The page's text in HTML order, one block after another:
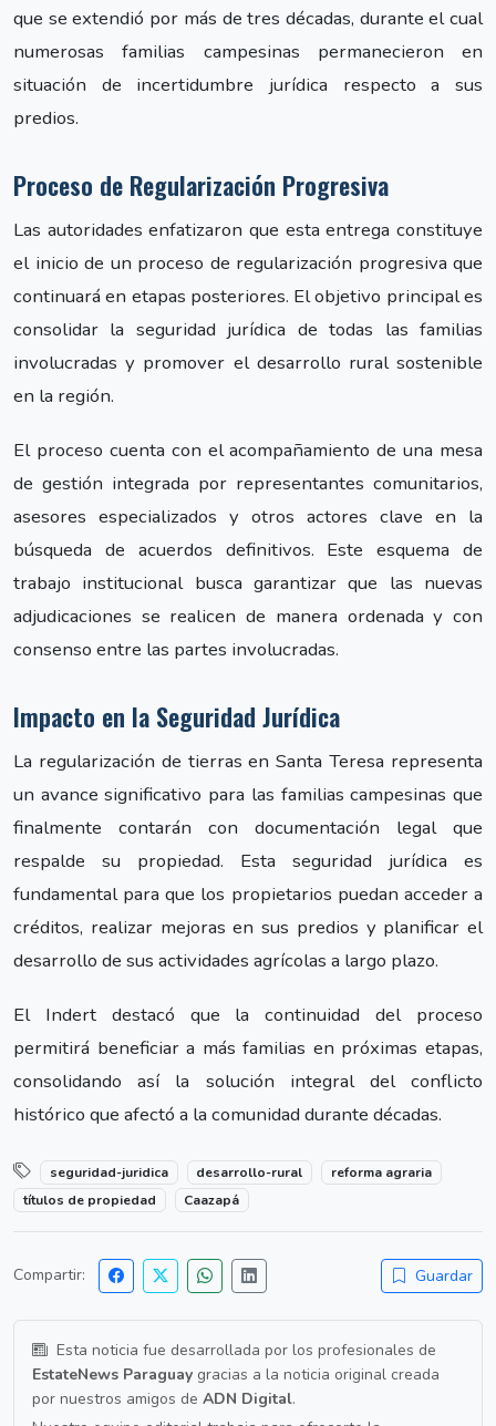
que se extendió por más de tres décadas, durante el cual
numerosas familias campesinas permanecieron en
situación de incertidumbre jurídica respecto a sus
predios.
Proceso de Regularización Progresiva
Las autoridades enfatizaron que esta entrega constituye
el inicio de un proceso de regularización progresiva que
continuará en etapas posteriores. El objetivo principal es
consolidar la seguridad jurídica de todas las familias
involucradas y promover el desarrollo rural sostenible
en la región.
El proceso cuenta con el acompañamiento de una mesa
de gestión integrada por representantes comunitarios,
asesores especializados y otros actores clave en la
búsqueda de acuerdos definitivos. Este esquema de
trabajo institucional busca garantizar que las nuevas
adjudicaciones se realicen de manera ordenada y con
consenso entre las partes involucradas.
Impacto en la Seguridad Jurídica
La regularización de tierras en Santa Teresa representa
un avance significativo para las familias campesinas que
finalmente contarán con documentación legal que
respalde su propiedad. Esta seguridad jurídica es
fundamental para que los propietarios puedan acceder a
créditos, realizar mejoras en sus predios y planificar el
desarrollo de sus actividades agrícolas a largo plazo.
El Indert destacó que la continuidad del proceso
permitirá beneficiar a más familias en próximas etapas,
consolidando así la solución integral del conflicto
histórico que afectó a la comunidad durante décadas.
seguridad-juridica desarrollo-rural
reforma agraria
títulos de propiedad
Caazapá
Compartir: Guardar
Esta noticia fue desarrollada por los profesionales de
EstateNews Paraguay gracias a la noticia original creada
por nuestros amigos de ADN Digital.